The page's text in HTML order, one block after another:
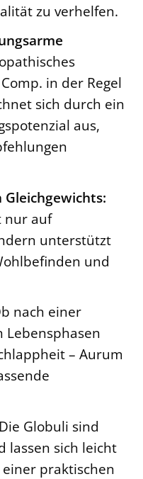
zu verhelfen.
in der Regel
sich durch ein
aus,
nur auf
unterstützt
und
nach einer
Lebensphasen
– Aurum
Die Globuli sind
lassen sich leicht
praktischen